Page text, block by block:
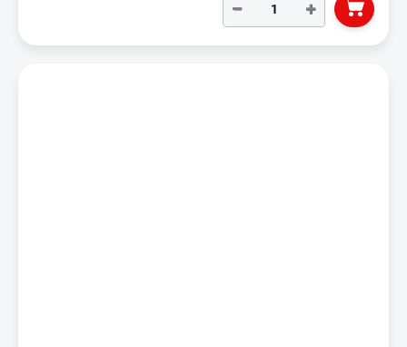
+
−